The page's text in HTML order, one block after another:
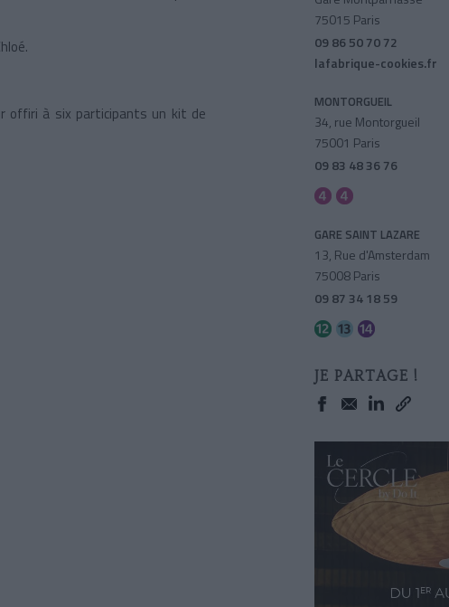
offiri à six participants un kit de
75015 Paris
09 86 50 70 72
lafabrique-cookies.fr
MONTORGUEIL
34, rue Montorgueil
75001 Paris
09 83 48 36 76
GARE SAINT LAZARE
13, Rue d'Amsterdam
75008 Paris
09 87 34 18 59
JE PARTAGE !